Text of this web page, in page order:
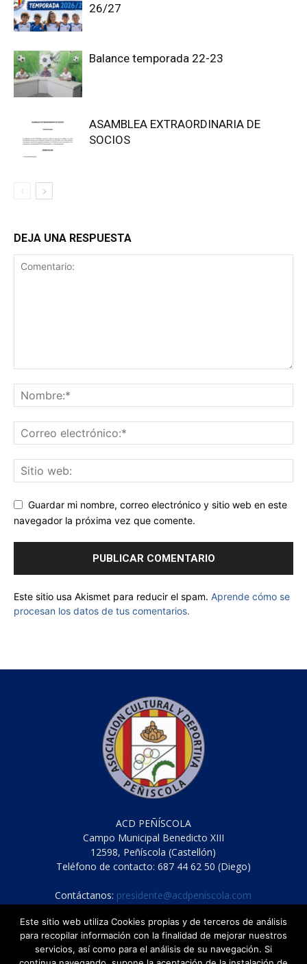
26/27
Balance temporada 22-23
ASAMBLEA EXTRAORDINARIA DE
SOCIOS
DEJA UNA RESPUESTA
Guardar mi nombre, correo electrónico y sitio web en este
navegador la próxima vez que comente.
Este sitio usa Akismet para reducir el spam. Aprende cómo se
procesan los datos de tus comentarios.
ACD PEÑÍSCOLA
Campo Municipal Benedicto XIII
12598, Peñíscola (Castellón)
Teléfono de contacto: 687 44 62 50 (Diego)
Contáctanos: presidente@acdpeniscola.com
Este sitio web utiliza Cookies propias y de terceros de análisis
para recopilar información con la finalidad de mejorar nuestros
servicios, así como para el análisis de su navegación. Si